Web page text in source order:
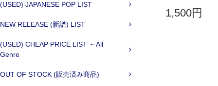
(USED) JAPANESE POP LIST
NEW RELEASE (新譜) LIST
(USED) CHEAP PRICE LIST ～All
Genre
OUT OF STOCK (販売済み商品)
1,500円